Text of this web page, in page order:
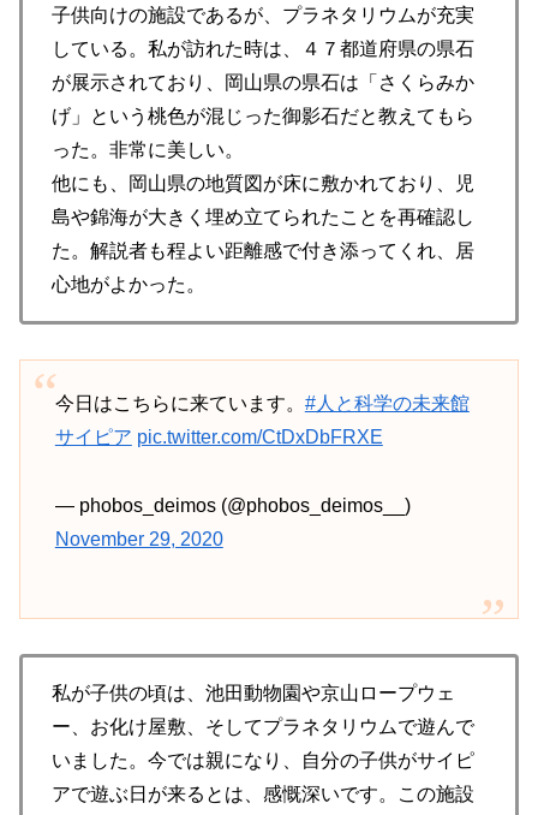
子供向けの施設であるが、プラネタリウムが充実
している。私が訪れた時は、４７都道府県の県石
が展示されており、岡山県の県石は「さくらみか
げ」という桃色が混じった御影石だと教えてもら
った。非常に美しい。
他にも、岡山県の地質図が床に敷かれており、児
島や錦海が大きく埋め立てられたことを再確認し
た。解説者も程よい距離感で付き添ってくれ、居
心地がよかった。
今日はこちらに来ています。 #人と科学の未来館
サイピア pic.twitter.com/CtDxDbFRXE
— phobos_deimos (@phobos_deimos__)
November 29, 2020
私が子供の頃は、池田動物園や京山ロープウェ
ー、お化け屋敷、そしてプラネタリウムで遊んで
いました。今では親になり、自分の子供がサイピ
アで遊ぶ日が来るとは、感慨深いです。この施設